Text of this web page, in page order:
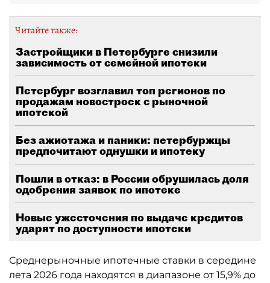
Читайте также:
Застройщики в Петербурге снизили
зависимость от семейной ипотеки
Петербург возглавил топ регионов по
продажам новостроек с рыночной
ипотекой
Без ажиотажа и паники: петербуржцы
предпочитают однушки и ипотеку
Пошли в отказ: в России обрушилась доля
одобрения заявок по ипотеке
Новые ужесточения по выдаче кредитов
ударят по доступности ипотеки
Среднерыночные ипотечные ставки в середине
лета 2026 года находятся в диапазоне от 15,9% до